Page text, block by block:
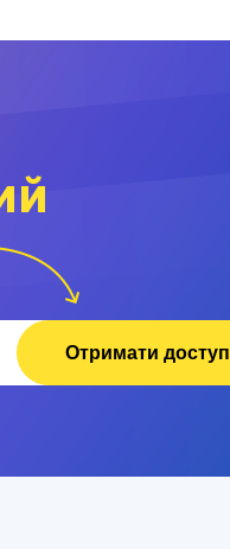
Отримати доступ